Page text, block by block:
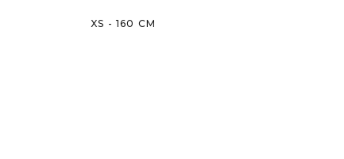
XS - 160 CM